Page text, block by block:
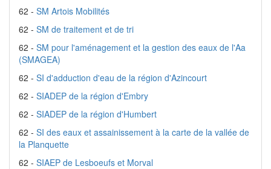
62 - SM Artois Mobilités
62 - SM de traitement et de tri
62 - SM pour l'aménagement et la gestion des eaux de l'Aa
(SMAGEA)
62 - SI d'adduction d'eau de la région d'Azincourt
62 - SIADEP de la région d'Embry
62 - SIADEP de la région d'Humbert
62 - SI des eaux et assainissement à la carte de la vallée de
la Planquette
62 - SIAEP de Lesboeufs et Morval